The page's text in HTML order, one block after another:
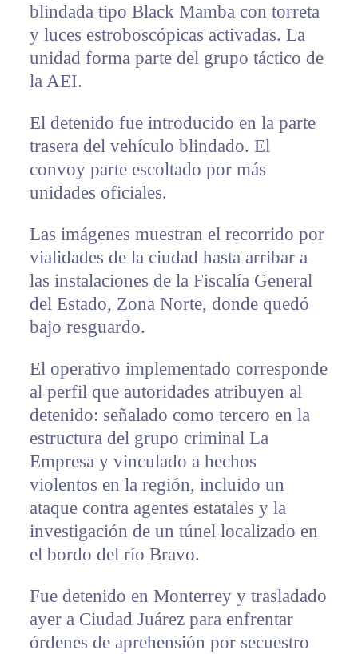
blindada tipo Black Mamba con torreta
y luces estroboscópicas activadas. La
unidad forma parte del grupo táctico de
la AEI.
El detenido fue introducido en la parte
trasera del vehículo blindado. El
convoy parte escoltado por más
unidades oficiales.
Las imágenes muestran el recorrido por
vialidades de la ciudad hasta arribar a
las instalaciones de la Fiscalía General
del Estado, Zona Norte, donde quedó
bajo resguardo.
El operativo implementado corresponde
al perfil que autoridades atribuyen al
detenido: señalado como tercero en la
estructura del grupo criminal La
Empresa y vinculado a hechos
violentos en la región, incluido un
ataque contra agentes estatales y la
investigación de un túnel localizado en
el bordo del río Bravo.
Fue detenido en Monterrey y trasladado
ayer a Ciudad Juárez para enfrentar
órdenes de aprehensión por secuestro